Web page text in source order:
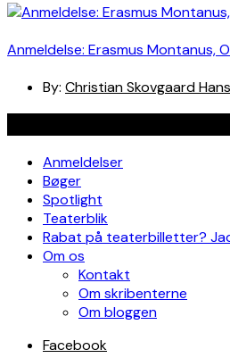
Anmeldelse: Erasmus Montanus,
By: Christian Skovgaard
Anmeldelser
Bøger
Spotlight
Teaterblik
Rabat på teaterbilletter?
Om os
Kontakt
Om skribenterne
Om bloggen
Facebook